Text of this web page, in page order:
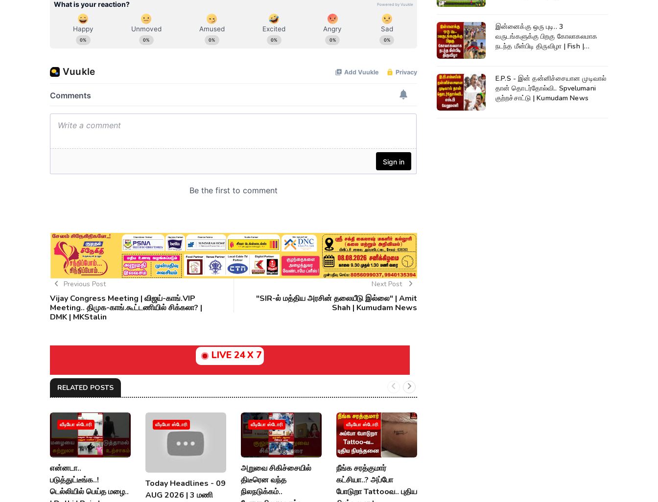
Previous Post
Vijay Congress Meeting | விஜய்-காங்.VIP
Meeting.. திமுக-காங்.கூட்டணியில் சிக்கலா? |
DMK | MKStalin
Next Post
"SIR-ல் மத்திய அரசின் தலையீடு இல்லை" | Amit
Shah | Kumudam News
LIVE 24 X 7
RELATED POSTS
வீடியோ ஸ்டோரி
என்னடா..
படுத்துட்டீங்க..!
டெல்லியில் பெய்த மழை..
வீடியோ ஸ்டோரி
Today Headlines - 09
AUG 2026 | 3 மணி
வீடியோ ஸ்டோரி
அறுவை சிகிச்சையில்
திடீரென வந்த
நிலநடுக்கம்..
வீடியோ ஸ்டோரி
நீங்க சரத்குமார்
கட்சியா..? அப்போ
போடுறா Tattooவ.. புதிய
இன்னைக்கு ஒரு புடி.. 3
வருடங்களுக்கு பிறகு கோலாகலமாக
நடந்த மீன்பிடி திருவிழா | Fish |
E.P.S - இன் தன்னிச்சையான முடிவால்
தான் தொடர்தோல்வி.. Spvelumani
குற்றச்சாட்டு | Kumudam News